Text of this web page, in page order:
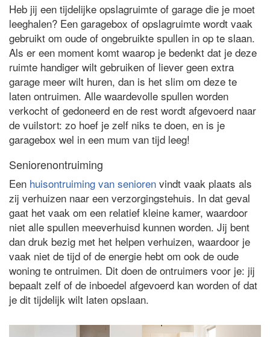
Heb jij een tijdelijke opslagruimte of garage die je moet
leeghalen? Een garagebox of opslagruimte wordt vaak
gebruikt om oude of ongebruikte spullen in op te slaan.
Als er een moment komt waarop je bedenkt dat je deze
ruimte handiger wilt gebruiken of liever geen extra
garage meer wilt huren, dan is het slim om deze te
laten ontruimen. Alle waardevolle spullen worden
verkocht of gedoneerd en de rest wordt afgevoerd naar
de vuilstort: zo hoef je zelf niks te doen, en is je
garagebox wel in een mum van tijd leeg!
Seniorenontruiming
Een huisontruiming van senioren vindt vaak plaats als
zij verhuizen naar een verzorgingstehuis. In dat geval
gaat het vaak om een relatief kleine kamer, waardoor
niet alle spullen meeverhuisd kunnen worden. Jij bent
dan druk bezig met het helpen verhuizen, waardoor je
vaak niet de tijd of de energie hebt om ook de oude
woning te ontruimen. Dit doen de ontruimers voor je: jij
bepaalt zelf of de inboedel afgevoerd kan worden of dat
je dit tijdelijk wilt laten opslaan.